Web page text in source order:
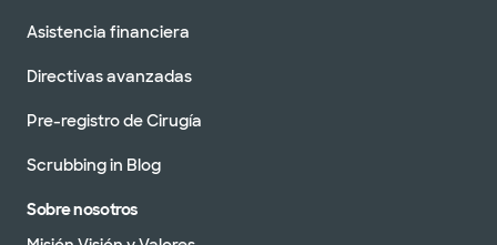
Asistencia financiera
Directivas avanzadas
Pre-registro de Cirugía
Scrubbing in Blog
Sobre nosotros